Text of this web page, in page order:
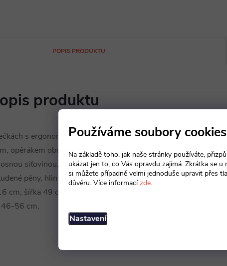
Používáme soubory cookies
Na základě toho, jak naše stránky používáte,
ukázat jen to, co Vás opravdu zajímá. Zkrátka se
si můžete případně velmi jednoduše upravit přes
důvěru. Více informacízde.
Nastavení
POPIS PRODUKTU
produktu
s ergonomicky
opěrákem oboustranně
síťovinou. Kolečka průměr
pěny, hliníkový leštěný kříž.
cm, šířka 49 cm, hloubka sedáku
46-56 cm.